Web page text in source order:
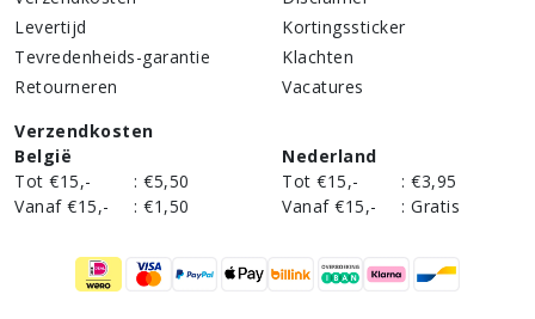
Levertijd
Tevredenheids-garantie
Retourneren
Kortingssticker
Klachten
Vacatures
Verzendkosten
België
Tot €15,-
: €5,50
Vanaf €15,-
: €1,50
Nederland
Tot €15,-
: €3,95
Vanaf €15,-
: Gratis